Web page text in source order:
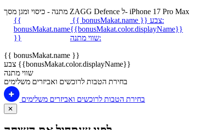
מתנה - כיסוי ומגן מסך ZAGG Defence ל- iPhone 17 Pro Max
{{
bonusMakat.name
}}
{{ bonusMakat.name }}
צבע:
{{bonusMakat.color.displayName}}
שווי מתנה:
{{ bonusMakat.name }}
צבע {{bonusMakat.color.displayName}}
שווי מתנה
בחירת הטבות לרוכשים ואביזרים משלימים
בחירת הטבות לרוכשים ואביזרים משלימים
✕